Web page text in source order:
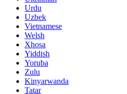
Urdu
Uzbek
Vietnamese
Welsh
Xhosa
Yiddish
Yoruba
Zulu
Kinyarwanda
Tatar